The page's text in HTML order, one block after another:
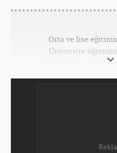
Orta ve lise
Üniversite
Coğrafya bölümünde